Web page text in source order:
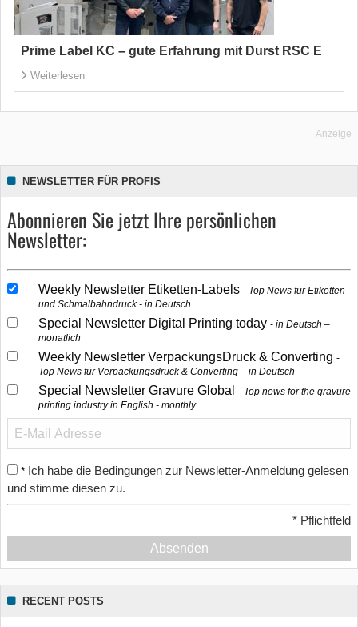
Prime Label KC – gute Erfahrung mit Durst RSC E
Weiterlesen
Anzeige
NEWSLETTER FÜR PROFIS
Abonnieren Sie jetzt Ihre persönlichen
Newsletter:
Weekly Newsletter Etiketten-Labels
Top News für Etiketten-
und Schmalbahndruck - in Deutsch
Special Newsletter Digital Printing today
in Deutsch –
monatlich
Weekly Newsletter VerpackungsDruck & Converting
Top News für Verpackungsdruck & Converting – in Deutsch
Special Newsletter Gravure Global
Top news for the gravure
printing industry in English - monthly
* Ich habe die Bedingungen zur Newsletter-Anmeldung gelesen
und stimme diesen zu.
* Pflichtfeld
Absenden
RECENT POSTS